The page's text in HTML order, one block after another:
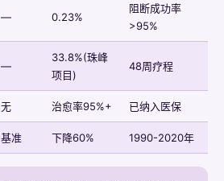
— 0.23%
阻断成功率
>95%
—
33.8%(珠峰
项目)
48周疗程
无 治愈率95%+ 已纳入医保
基准 下降60% 1990-2020年